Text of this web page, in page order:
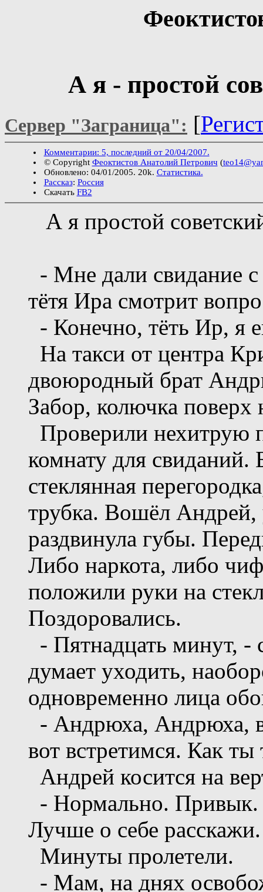
А я - простой
Сервер "Заграница": [
Комментарии: 5, последний от 20/04/2007.
© Copyright Феоктистов Анатолий Петрович (
Обновлено: 04/01/2005. 20k. Статистика.
Рассказ: Россия
Скачать FB2
А я простой
- Мне дали свидание
тётя Ира смотрит
- Конечно, тёть Ир, я
На такси от центра
двоюродный брат
Забор, колючка
Проверили нехитрую
комнату для свиданий.
стеклянная
трубка. Вошёл Андрей,
раздвинула губы.
Либо наркота, либо
положили руки на
Поздоровались.
- Пятнадцать минут, -
думает уходить,
одновременно лица
- Андрюха, Андрюха,
вот встретимся. Как ты
Андрей косится на
- Нормально. Привык.
Лучше о себе расскажи.
Минуты пролетели.
- Мам, на днях